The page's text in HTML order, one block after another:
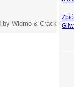
by Widmo & Crack